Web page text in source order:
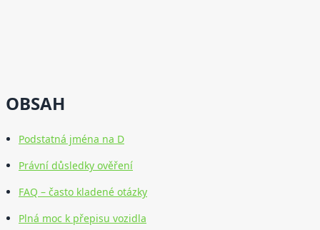
OBSAH
Podstatná jména na D
Právní důsledky ověření
FAQ – často kladené otázky
Plná moc k přepisu vozidla